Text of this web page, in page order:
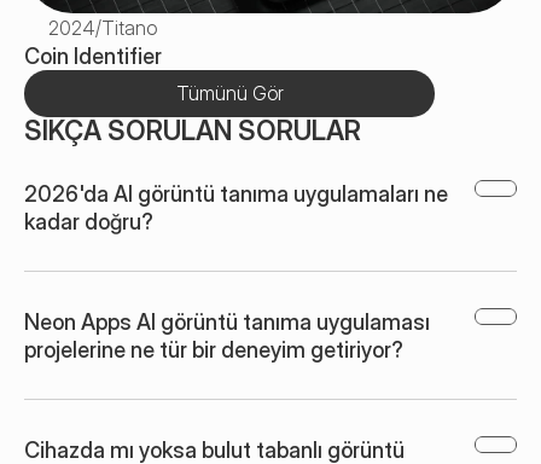
2024/Titano
Coin Identifier
Tümünü Gör
SIKÇA SORULAN SORULAR
2026'da AI görüntü tanıma uygulamaları ne
kadar doğru?
Neon Apps AI görüntü tanıma uygulaması
projelerine ne tür bir deneyim getiriyor?
Cihazda mı yoksa bulut tabanlı görüntü